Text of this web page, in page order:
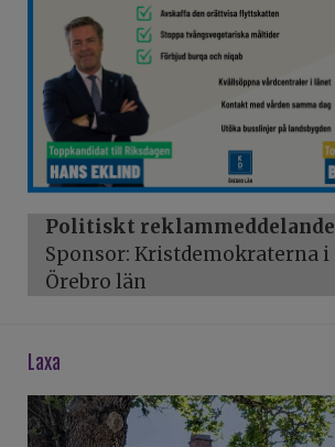
Politiskt reklammeddelande
Sponsor: Kristdemokraterna i
Örebro län
laxa